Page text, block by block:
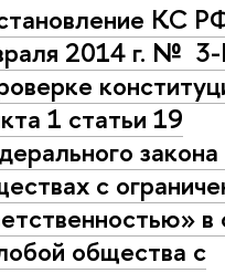
КС
2014 г. №
1 статьи 19
с
в
общества с